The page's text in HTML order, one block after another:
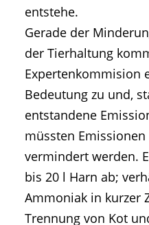
entstehe.
Gerade der
der Tierhaltung
Expertenkommision
Bedeutung zu und,
entstandene
müssten
vermindert werden.
bis 20 l Harn ab;
Ammoniak in kurzer
Trennung von Kot